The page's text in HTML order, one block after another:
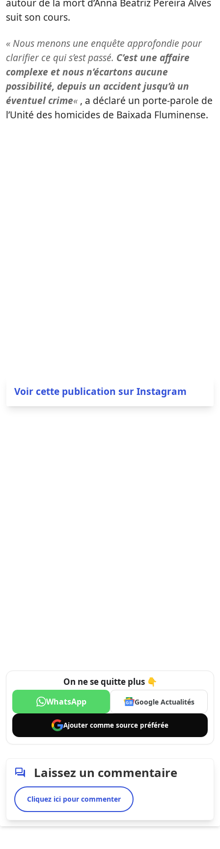
autour de la mort d’Anna Beatriz Pereira Alves
suit son cours.
« Nous menons une enquête approfondie pour
clarifier ce qui s’est passé. C’est une affaire
complexe et nous n’écartons aucune
possibilité, depuis un accident jusqu’à un
éventuel crime« , a déclaré un porte-parole de
l’Unité des homicides de Baixada Fluminense.
Voir cette publication sur Instagram
On ne se quitte plus 👇
WhatsApp Google Actualités
Ajouter comme source préférée
Laissez un commentaire
Cliquez ici pour commenter